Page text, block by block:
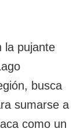
la pujante
busca
sumarse a
como un